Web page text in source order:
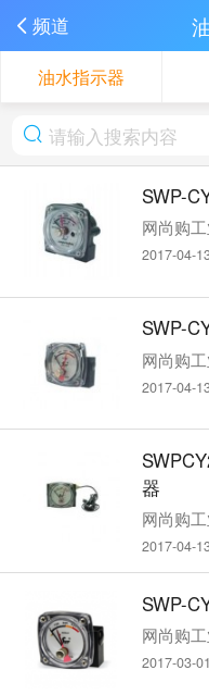
频道
油水指示器
SWP-
网尚购
2017-04-
SWP-
网尚购
2017-04-
器
网尚购
2017-04-
SWP-
网尚购
2017-03-